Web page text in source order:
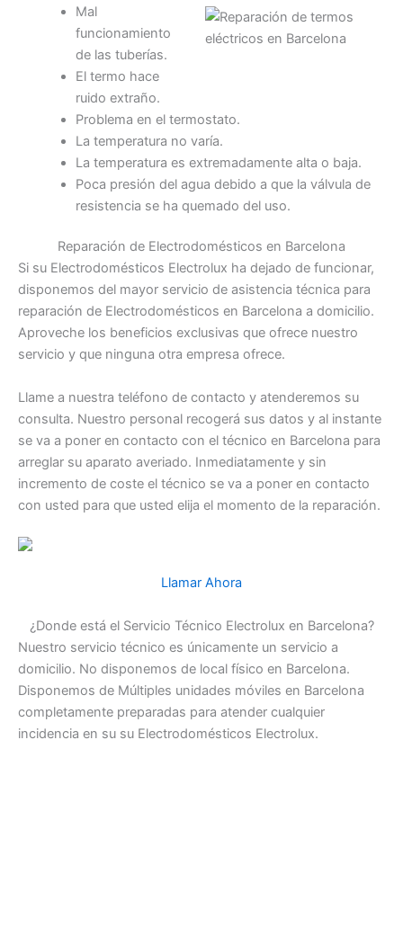
Mal
funcionamiento
de las tuberías.
El termo hace
ruido extraño.
Problema en el termostato.
La temperatura no varía.
La temperatura es extremadamente alta o baja.
Poca presión del agua debido a que la válvula de
resistencia se ha quemado del uso.
Reparación de Electrodomésticos en Barcelona
Si su Electrodomésticos Electrolux ha dejado de funcionar,
disponemos del mayor servicio de asistencia técnica para
reparación de Electrodomésticos en Barcelona a domicilio.
Aproveche los beneficios exclusivas que ofrece nuestro
servicio y que ninguna otra empresa ofrece.
Llame a nuestra teléfono de contacto y atenderemos su
consulta. Nuestro personal recogerá sus datos y al instante
se va a poner en contacto con el técnico en Barcelona para
arreglar su aparato averiado. Inmediatamente y sin
incremento de coste el técnico se va a poner en contacto
con usted para que usted elija el momento de la reparación.
Llamar Ahora
¿Donde está el Servicio Técnico Electrolux en Barcelona?
Nuestro servicio técnico es únicamente un servicio a
domicilio. No disponemos de local físico en Barcelona.
Disponemos de Múltiples unidades móviles en Barcelona
completamente preparadas para atender cualquier
incidencia en su su Electrodomésticos Electrolux.